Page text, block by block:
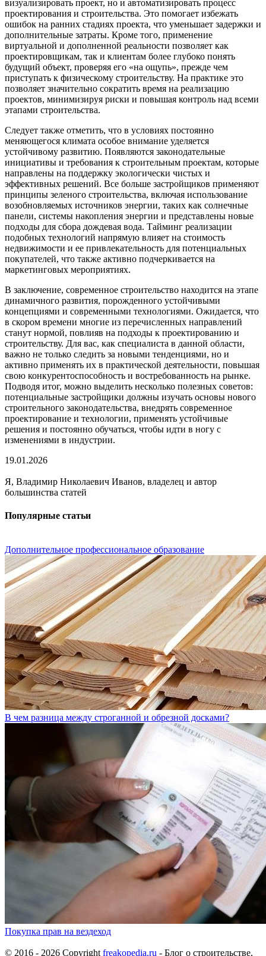
визуализировать проект, но и автоматизировать процесс
проектирования и строительства. Это помогает избежать
ошибок на ранних стадиях проекта, что уменьшает задержки и
дополнительные затраты. Кроме того, применение
виртуальной и дополненной реальности позволяет как
проектировщикам, так и клиентам более глубоко понять
будущий объект, проверяя его «на ощупь», прежде чем
приступать к физическому строительству. На практике это
позволяет значительно сократить время на реализацию
проектов, минимизируя риски и повышая контроль над всеми
этапами строительства.
Следует также отметить, что в условиях постоянно
меняющегося климата особое внимание уделяется
устойчивому развитию. Появляются законодательные
инициативы и требования к строительным проектам, которые
направлены на поддержку экологически чистых и
эффективных решений. Все больше застройщиков применяют
принципы зеленого строительства, включая использование
возобновляемых источников энергии, таких как солнечные
панели, системы накопления энергии и представлены новые
подходы для сбора дождевая вода. Тайминг реализации
подобных технологий напрямую влияет на стоимость
недвижимости и ее привлекательность для потенциальных
покупателей, что также активно подчеркивается на
маркетинговых мероприятиях.
В заключение, современное строительство находится на этапе
динамичного развития, порожденного устойчивыми
концепциями и современными технологиями. Ожидается, что
в скором времени многие из перечисленных направлений
станут нормой, повлияв на подходы к проектированию и
строительству. Для вас, как специалиста в данной области,
важно не только следить за новыми тенденциями, но и
активно применять их в практической деятельности, повышая
свою конкурентоспособность и востребованность на рынке.
Подводя итог, можно выделить несколько полезных советов:
потенциальные застройщики должны изучать основы нового
строительного законодательства, внедрять современное
проектирование и технологии, применять устойчивые
решения и постоянно обучаться, чтобы идти в ногу с
изменениями в индустрии.
19.01.2026
Я, Владимир Николаевич Иванов, владелец и автор
большинства статей
Популярные статьи
Дополнительное профессиональное образование
В чем разница между строганной и обрезной досками?
Покупка прав на вездеход
© 2016 - 2026 Copyright freakopedia.ru - Блог о строительстве,